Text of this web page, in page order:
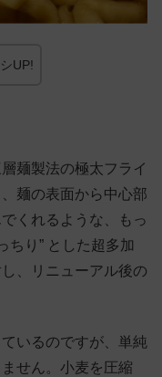
UP!
麺製法の極太フライ
麺の表面から中心部
くれるような、もっ
り” とした超多加
、リニューアル後の
いるのですが、単純
せん。小麦を圧縮